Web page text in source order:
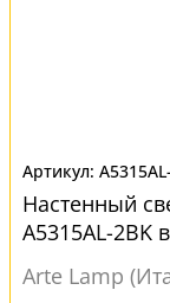
Настенный
A5315AL-2BK
Arte Lamp